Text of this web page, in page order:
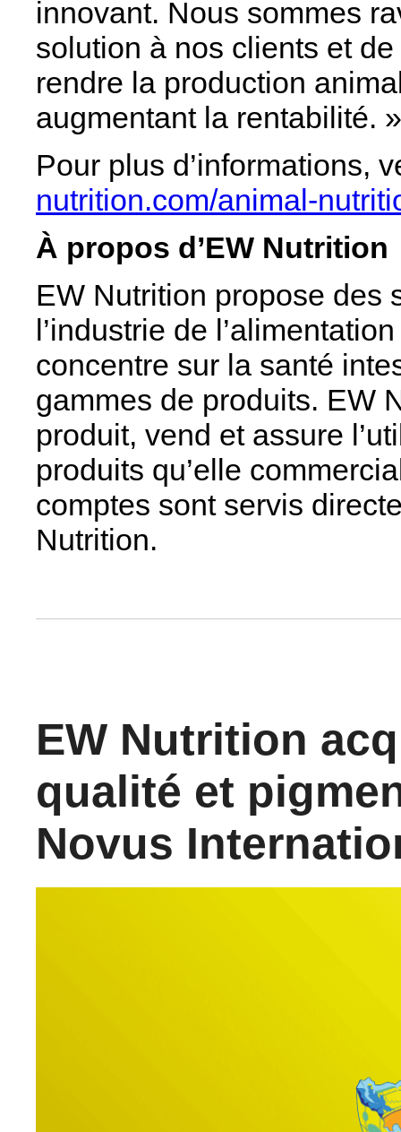
innovant. Nous sommes
solution à nos clients et
rendre la production
augmentant la rentabilité. »
Pour plus d’informations,
nutrition.com/animal-
À propos d’EW Nutrition
EW Nutrition propose des
l’industrie de
concentre sur la santé
gammes de produits. EW
produit, vend et assure
produits qu’elle
comptes sont servis
Nutrition.
EW Nutrition
qualité et
Novus